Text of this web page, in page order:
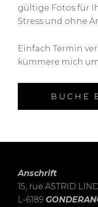
gültige Fotos für
Stress und ohne
Einfach Termin
kümmere mich
BUCHE
Anschrift
15, rue ASTRID
L-6189